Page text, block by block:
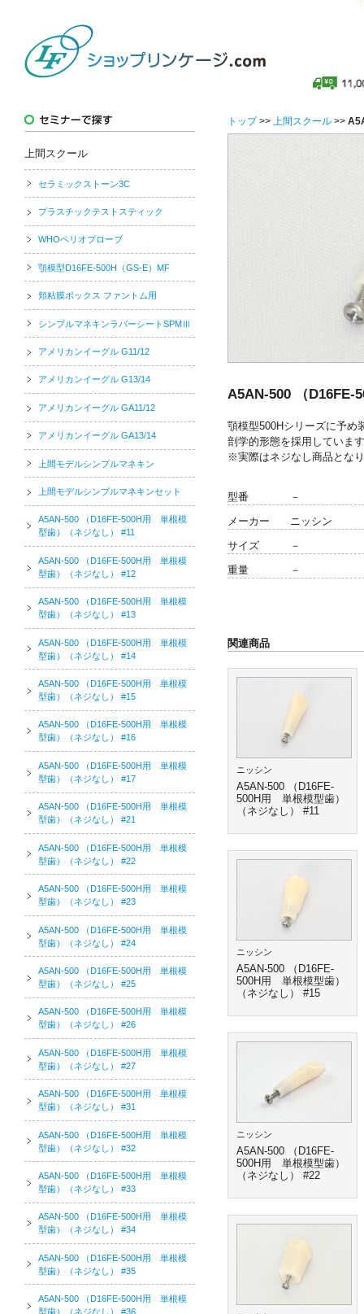
上間スクール
セラミックストーン3C
プラスチックテストスティック
WHOペリオプローブ
顎模型D16FE-500H（GS-E）MF
頬粘膜ボックス ファントム用
シンプルマネキンラバーシートSPMⅢ
アメリカンイーグル G11/12
アメリカンイーグル G13/14
アメリカンイーグル GA11/12
アメリカンイーグル GA13/14
上間モデルシンプルマネキン
上間モデルシンプルマネキンセット
A5AN-500 （D16FE-500H用 単根模
型歯）（ネジなし） #11
A5AN-500 （D16FE-500H用 単根模
型歯）（ネジなし） #12
A5AN-500 （D16FE-500H用 単根模
型歯）（ネジなし） #13
A5AN-500 （D16FE-500H用 単根模
型歯）（ネジなし） #14
A5AN-500 （D16FE-500H用 単根模
型歯）（ネジなし） #15
A5AN-500 （D16FE-500H用 単根模
型歯）（ネジなし） #16
A5AN-500 （D16FE-500H用 単根模
型歯）（ネジなし） #17
A5AN-500 （D16FE-500H用 単根模
型歯）（ネジなし） #21
A5AN-500 （D16FE-500H用 単根模
型歯）（ネジなし） #22
A5AN-500 （D16FE-500H用 単根模
型歯）（ネジなし） #23
A5AN-500 （D16FE-500H用 単根模
型歯）（ネジなし） #24
A5AN-500 （D16FE-500H用 単根模
型歯）（ネジなし） #25
A5AN-500 （D16FE-500H用 単根模
型歯）（ネジなし） #26
A5AN-500 （D16FE-500H用 単根模
型歯）（ネジなし） #27
A5AN-500 （D16FE-500H用 単根模
型歯）（ネジなし） #31
A5AN-500 （D16FE-500H用 単根模
型歯）（ネジなし） #32
A5AN-500 （D16FE-500H用 単根模
型歯）（ネジなし） #33
A5AN-500 （D16FE-500H用 単根模
型歯）（ネジなし） #34
A5AN-500 （D16FE-500H用 単根模
型歯）（ネジなし） #35
A5AN-500 （D16FE-500H用 単根模
型歯）（ネジなし） #36
トップ>> 上間スクール >>
A5AN-500 （D16FE-
顎模型500Hシリーズに予め
剖学的形態を採用していま
※実際はネジなし商品とな
型番
－
メーカー
ニッシン
サイズ
－
重量
－
関連商品
ニッシン
A5AN-500 （D16FE-
500H用 単根模型歯）
（ネジなし） #11
ニッシン
A5AN-500 （D16FE-
500H用 単根模型歯）
（ネジなし） #15
ニッシン
A5AN-500 （D16FE-
500H用 単根模型歯）
（ネジなし） #22